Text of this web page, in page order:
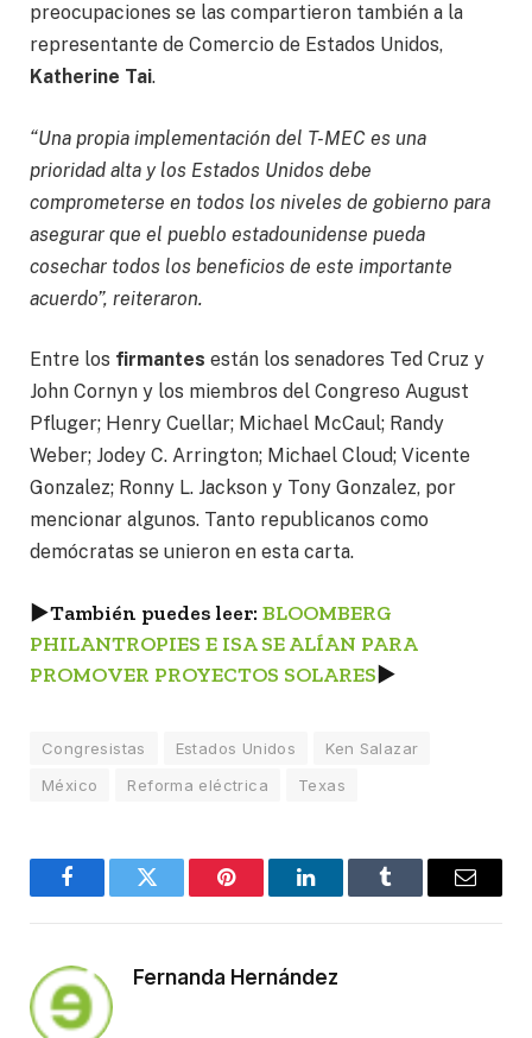
preocupaciones se las compartieron también a la
representante de Comercio de Estados Unidos,
Katherine Tai.
“Una propia implementación del T-MEC es una
prioridad alta y los Estados Unidos debe
comprometerse en todos los niveles de gobierno para
asegurar que el pueblo estadounidense pueda
cosechar todos los beneficios de este importante
acuerdo”, reiteraron.
Entre los firmantes están los senadores Ted Cruz y
John Cornyn y los miembros del Congreso August
Pfluger; Henry Cuellar; Michael McCaul; Randy
Weber; Jodey C. Arrington; Michael Cloud; Vicente
Gonzalez; Ronny L. Jackson y Tony Gonzalez, por
mencionar algunos. Tanto republicanos como
demócratas se unieron en esta carta.
►También puedes leer: BLOOMBERG
PHILANTROPIES E ISA SE ALÍAN PARA
PROMOVER PROYECTOS SOLARES►
Congresistas Estados Unidos
Ken Salazar
México
Reforma eléctrica Texas
FacebookTwitter Pinterest LinkedInTumblr Email
Fernanda Hernández